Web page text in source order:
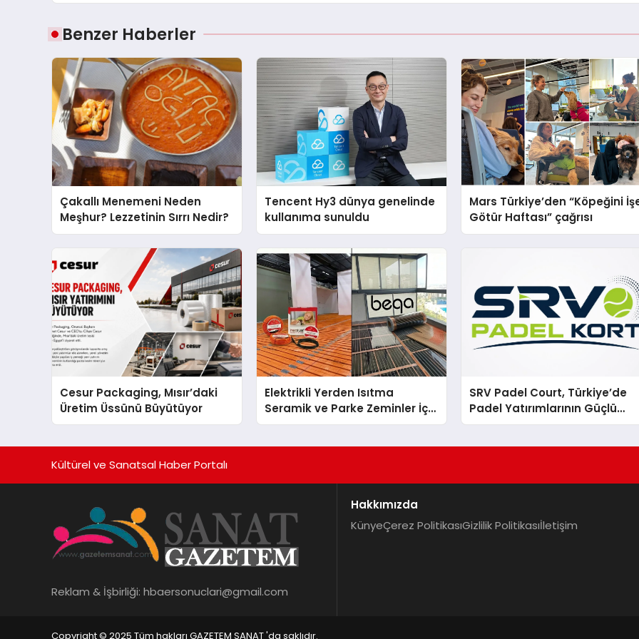
Benzer Haberler
Çakallı Menemeni Neden
Meşhur? Lezzetinin Sırrı Nedir?
Tencent Hy3 dünya genelinde
kullanıma sunuldu
Mars Türkiye’den “Köpeğini
Götür Haftası” çağrısı
Cesur Packaging, Mısır’daki
Üretim Üssünü Büyütüyor
Elektrikli Yerden Isıtma
Seramik ve Parke Zeminler İçin
En Verimli Çözümler
SRV Padel Court, Türkiye’de
Padel Yatırımlarının Güçlü
Markası Olmayı Sürdürüyor
Kültürel ve Sanatsal Haber Portalı
Reklam & İşbirliği: hbaersonuclari@gmail.com
Hakkımızda
KünyeÇerez PolitikasıGizlilik Politikasıİletişim
Copyright © 2025 Tüm hakları GAZETEM SANAT 'da saklıdır.